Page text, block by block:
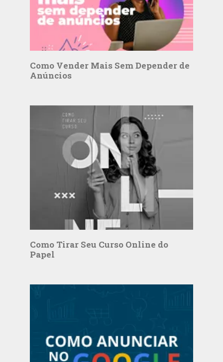
Como Vender Mais Sem Depender de
Anúncios
Como Tirar Seu Curso Online do
Papel